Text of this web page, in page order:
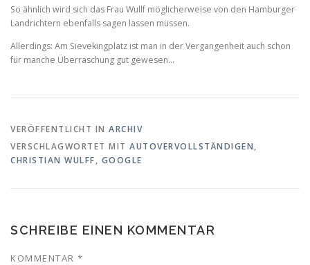
So ähnlich wird sich das Frau Wullf möglicherweise von den Hamburger
Landrichtern ebenfalls sagen lassen müssen.
Allerdings: Am Sievekingplatz ist man in der Vergangenheit auch schon
für manche Überraschung gut gewesen…
VERÖFFENTLICHT IN ARCHIV
VERSCHLAGWORTET MIT AUTOVERVOLLSTÄNDIGEN,
CHRISTIAN WULFF, GOOGLE
SCHREIBE EINEN KOMMENTAR
KOMMENTAR *